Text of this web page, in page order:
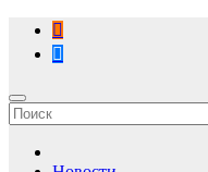
Перейти
содержимому